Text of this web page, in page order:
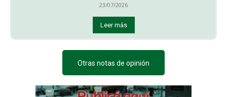
23/07/2026
Leer más
Otras notas de opinión